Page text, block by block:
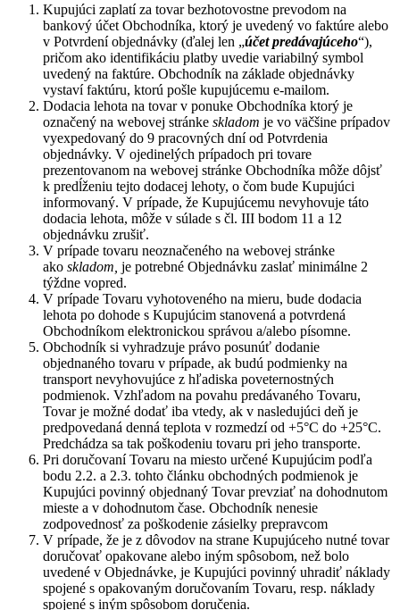
Kupujúci zaplatí za tovar bezhotovostne prevodom na
bankový účet Obchodníka, ktorý je uvedený vo faktúre alebo
v Potvrdení objednávky (ďalej len „účet predávajúceho“),
pričom ako identifikáciu platby uvedie variabilný symbol
uvedený na faktúre. Obchodník na základe objednávky
vystaví faktúru, ktorú pošle kupujúcemu e-mailom.
Dodacia lehota na tovar v ponuke Obchodníka ktorý je
označený na webovej stránke skladom je vo väčšine prípadov
vyexpedovaný do 9 pracovných dní od Potvrdenia
objednávky. V ojedinelých prípadoch pri tovare
prezentovanom na webovej stránke Obchodníka môže dôjsť
k predĺženiu tejto dodacej lehoty, o čom bude Kupujúci
informovaný. V prípade, že Kupujúcemu nevyhovuje táto
dodacia lehota, môže v súlade s čl. III bodom 11 a 12
objednávku zrušiť.
V prípade tovaru neoznačeného na webovej stránke
ako skladom, je potrebné Objednávku zaslať minimálne 2
týždne vopred.
V prípade Tovaru vyhotoveného na mieru, bude dodacia
lehota po dohode s Kupujúcim stanovená a potvrdená
Obchodníkom elektronickou správou a/alebo písomne.
Obchodník si vyhradzuje právo posunúť dodanie
objednaného tovaru v prípade, ak budú podmienky na
transport nevyhovujúce z hľadiska poveternostných
podmienok. Vzhľadom na povahu predávaného Tovaru,
Tovar je možné dodať iba vtedy, ak v nasledujúci deň je
predpovedaná denná teplota v rozmedzí od +5°C do +25°C.
Predchádza sa tak poškodeniu tovaru pri jeho transporte.
Pri doručovaní Tovaru na miesto určené Kupujúcim podľa
bodu 2.2. a 2.3. tohto článku obchodných podmienok je
Kupujúci povinný objednaný Tovar prevziať na dohodnutom
mieste a v dohodnutom čase. Obchodník nenesie
zodpovednosť za poškodenie zásielky prepravcom
V prípade, že je z dôvodov na strane Kupujúceho nutné tovar
doručovať opakovane alebo iným spôsobom, než bolo
uvedené v Objednávke, je Kupujúci povinný uhradiť náklady
spojené s opakovaným doručovaním Tovaru, resp. náklady
spojené s iným spôsobom doručenia.